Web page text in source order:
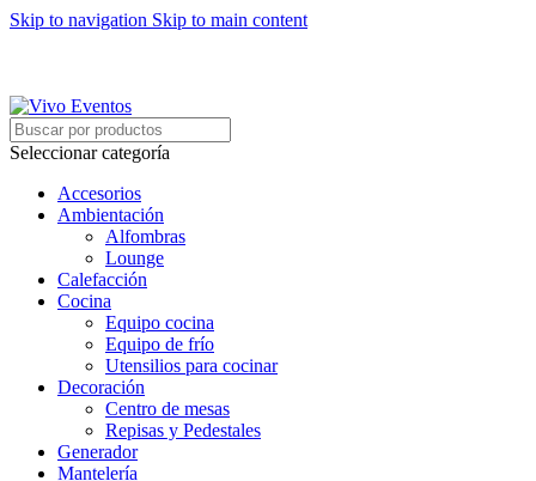
Skip to navigation Skip to main content
Seleccionar categoría
Accesorios
Ambientación
Alfombras
Lounge
Calefacción
Cocina
Equipo cocina
Equipo de frío
Utensilios para cocinar
Decoración
Centro de mesas
Repisas y Pedestales
Generador
Mantelería